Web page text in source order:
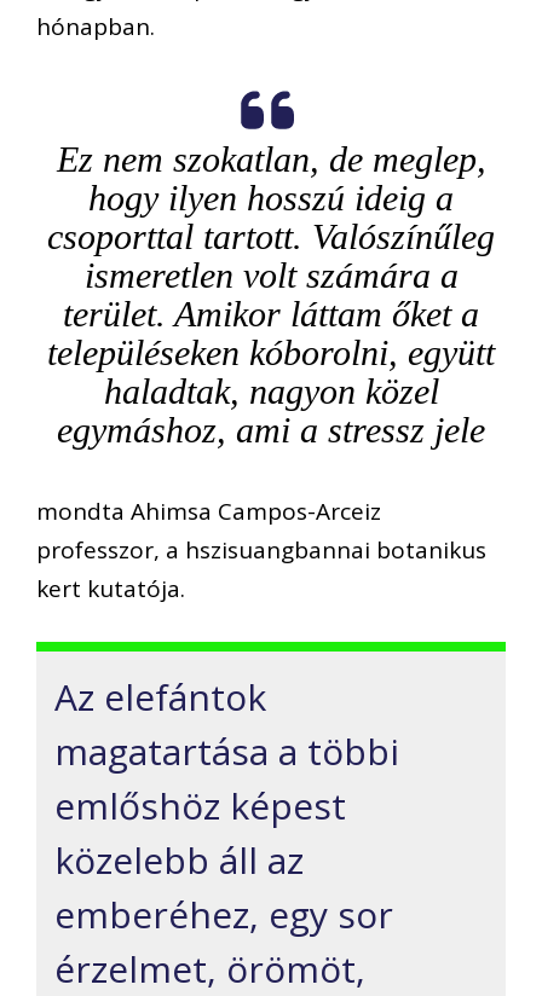
hónapban.
Ez nem szokatlan, de meglep,
hogy ilyen hosszú ideig a
csoporttal tartott. Valószínűleg
ismeretlen volt számára a
terület. Amikor láttam őket a
településeken kóborolni, együtt
haladtak, nagyon közel
egymáshoz, ami a stressz jele
mondta Ahimsa Campos-Arceiz
professzor, a hszisuangbannai botanikus
kert kutatója.
Az elefántok
magatartása a többi
emlőshöz képest
közelebb áll az
emberéhez, egy sor
érzelmet, örömöt,